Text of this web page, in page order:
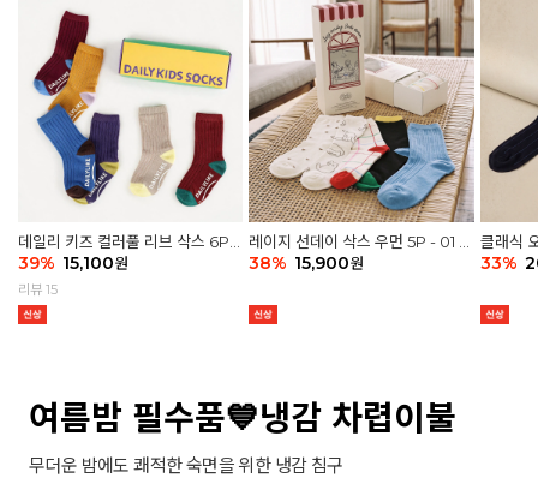
데일리 키즈 컬러풀 리브 삭스 6P -
03 세트
39% 15,100원
리뷰 15
레이지 선데이 삭스 우먼 5P - 01 G
athering
38% 15,900원
클래식
세트
33%
여름밤 필수품💙냉감 차렵이불
무더운 밤에도 쾌적한 숙면을 위한 냉감 침구